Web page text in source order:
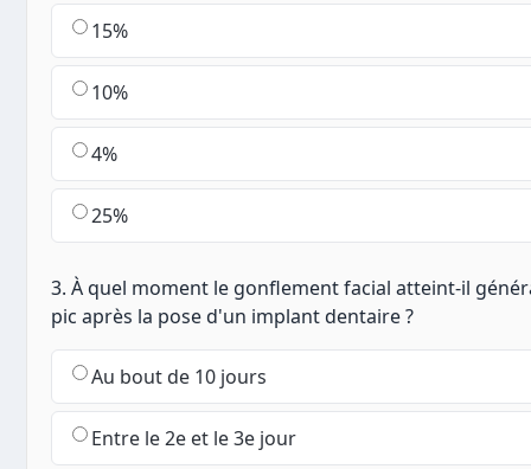
15%
10%
4%
25%
3. À quel moment le gonflement facial atteint-il
pic après la pose d'un implant dentaire ?
Au bout de 10 jours
Entre le 2e et le 3e jour